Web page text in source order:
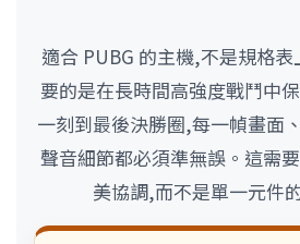
適合 PUBG 的主機,不是規格
要的是在長時間高強度戰鬥中
一刻到最後決勝圈,每一幀畫面
聲音細節都必須準無誤。這需
美協調,而不是單一元件